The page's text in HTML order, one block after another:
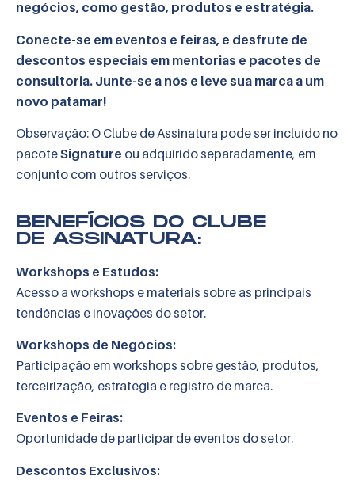
negócios, como gestão, produtos e estratégia.
Conecte-se em eventos e feiras, e desfrute de
descontos especiais em mentorias e pacotes de
consultoria. Junte-se a nós e leve sua marca a um
novo patamar!
Observação: O Clube de Assinatura pode ser incluído no
pacoteSignature ou adquirido separadamente, em
conjunto com outros serviços.
BENEFÍCIOS DO CLUBE
DE ASSINATURA:
Workshops e Estudos:
Acesso a workshops e materiais sobre as principais
tendências e inovações do setor.
Workshops de Negócios:
Participação em workshops sobre gestão, produtos,
terceirização, estratégia e registro de marca.
Eventos e Feiras:
Oportunidade de participar de eventos do setor.
Descontos Exclusivos: